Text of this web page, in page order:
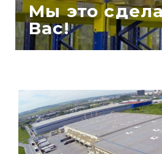
Мы это
Вас!